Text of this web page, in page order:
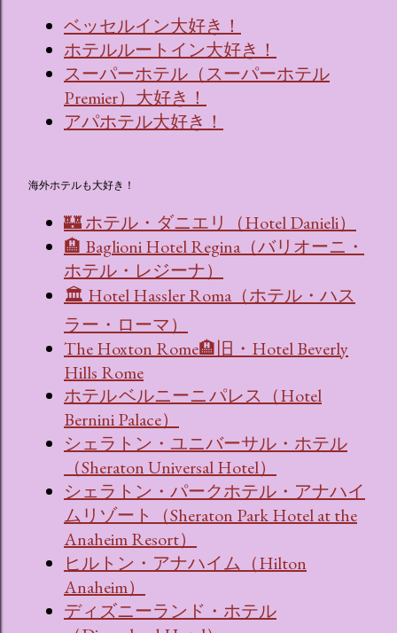
ベッセルイン大好き！
ホテルルートイン大好き！
スーパーホテル（スーパーホテル
Premier）大好き！
アパホテル大好き！
海外ホテルも大好き！
🏰 ホテル・ダニエリ（Hotel Danieli）
🏨 Baglioni Hotel Regina（バリオーニ・
ホテル・レジーナ）
🏛 Hotel Hassler Roma（ホテル・ハス
ラー・ローマ）
The Hoxton Rome🏨旧・Hotel Beverly
Hills Rome
ホテル ベルニーニ パレス（Hotel
Bernini Palace）
シェラトン・ユニバーサル・ホテル
（Sheraton Universal Hotel）
シェラトン・パークホテル・アナハイ
ムリゾート（Sheraton Park Hotel at the
Anaheim Resort）
ヒルトン・アナハイム（Hilton
Anaheim）
ディズニーランド・ホテル